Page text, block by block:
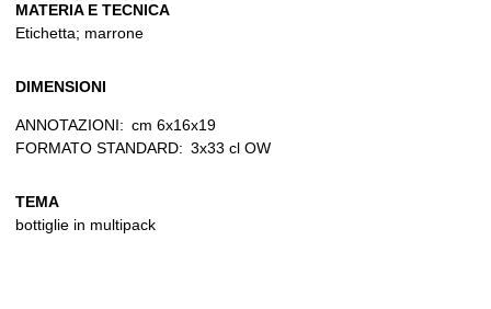
MATERIA E TECNICA
Etichetta; marrone
DIMENSIONI
ANNOTAZIONI: cm 6x16x19
FORMATO STANDARD: 3x33 cl OW
TEMA
bottiglie in multipack